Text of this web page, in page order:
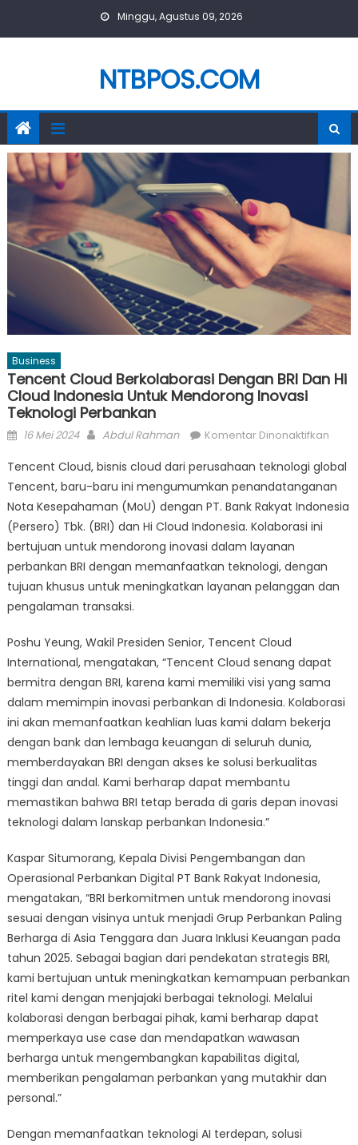
Minggu, Agustus 09, 2026
NTBPOS.COM
Business
Tencent Cloud Berkolaborasi Dengan BRI Dan Hi
Cloud Indonesia Untuk Mendorong Inovasi
Teknologi Perbankan
Posted
16 Mei 2024 Author
Abdul Rahman Komentar Dinonaktifkanpada
Tencent Cloud, bisnis cloud dari perusahaan teknologi global
Tencent, baru-baru ini mengumumkan penandatanganan
Nota Kesepahaman (MoU) dengan PT. Bank Rakyat Indonesia
(Persero) Tbk. (BRI) dan Hi Cloud Indonesia. Kolaborasi ini
bertujuan untuk mendorong inovasi dalam layanan
perbankan BRI dengan memanfaatkan teknologi, dengan
tujuan khusus untuk meningkatkan layanan pelanggan dan
pengalaman transaksi.
Poshu Yeung, Wakil Presiden Senior, Tencent Cloud
International, mengatakan, “Tencent Cloud senang dapat
bermitra dengan BRI, karena kami memiliki visi yang sama
dalam memimpin inovasi perbankan di Indonesia. Kolaborasi
ini akan memanfaatkan keahlian luas kami dalam bekerja
dengan bank dan lembaga keuangan di seluruh dunia,
memberdayakan BRI dengan akses ke solusi berkualitas
tinggi dan andal. Kami berharap dapat membantu
memastikan bahwa BRI tetap berada di garis depan inovasi
teknologi dalam lanskap perbankan Indonesia.”
Kaspar Situmorang, Kepala Divisi Pengembangan dan
Operasional Perbankan Digital PT Bank Rakyat Indonesia,
mengatakan, “BRI berkomitmen untuk mendorong inovasi
sesuai dengan visinya untuk menjadi Grup Perbankan Paling
Berharga di Asia Tenggara dan Juara Inklusi Keuangan pada
tahun 2025. Sebagai bagian dari pendekatan strategis BRI,
kami bertujuan untuk meningkatkan kemampuan perbankan
ritel kami dengan menjajaki berbagai teknologi. Melalui
kolaborasi dengan berbagai pihak, kami berharap dapat
memperkaya use case dan mendapatkan wawasan
berharga untuk mengembangkan kapabilitas digital,
memberikan pengalaman perbankan yang mutakhir dan
personal.”
Dengan memanfaatkan teknologi AI terdepan, solusi